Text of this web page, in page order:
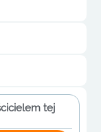
tej